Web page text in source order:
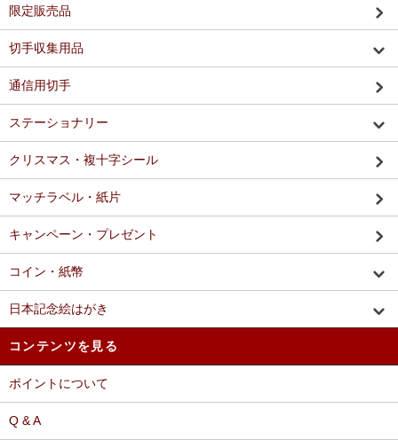
限定販売品
切手収集用品
通信用切手
ステーショナリー
クリスマス・複十字シール
マッチラベル・紙片
キャンペーン・プレゼント
コイン・紙幣
日本記念絵はがき
コンテンツを見る
ポイントについて
Q & A